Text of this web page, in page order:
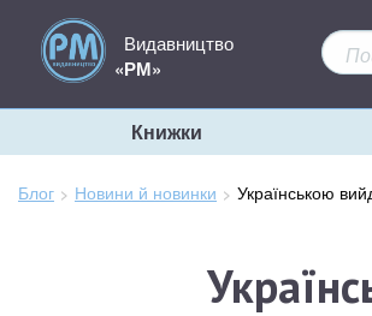
Видавництво
«РМ»
Книжки
Блог Новини й новинки
Зараз
Українською